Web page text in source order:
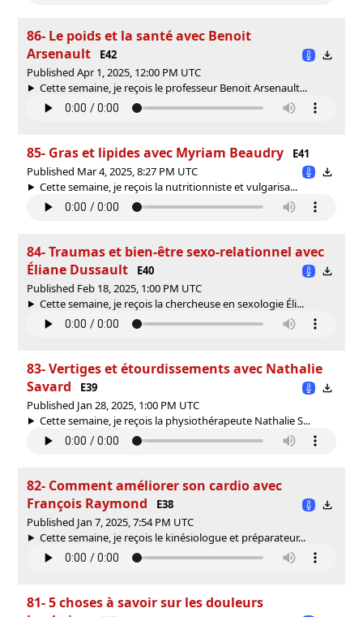
86- Le poids et la santé avec Benoit
Arsenault
E42
Published Apr 1, 2025, 12:00 PM UTC
Cette semaine, je reçois le professeur Benoit Arsenault...
85- Gras et lipides avec Myriam Beaudry
E41
Published Mar 4, 2025, 8:27 PM UTC
Cette semaine, je reçois la nutritionniste et vulgarisa...
84- Traumas et bien-être sexo-relationnel avec
Éliane Dussault
E40
Published Feb 18, 2025, 1:00 PM UTC
Cette semaine, je reçois la chercheuse en sexologie Éli...
83- Vertiges et étourdissements avec Nathalie
Savard
E39
Published Jan 28, 2025, 1:00 PM UTC
Cette semaine, je reçois la physiothérapeute Nathalie S...
82- Comment améliorer son cardio avec
François Raymond
E38
Published Jan 7, 2025, 7:54 PM UTC
Cette semaine, je reçois le kinésiologue et préparateur...
81- 5 choses à savoir sur les douleurs